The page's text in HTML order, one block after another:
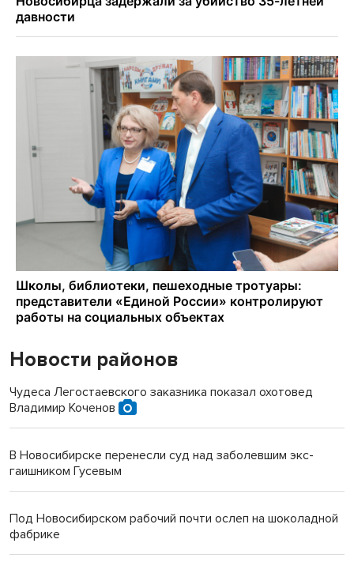
Новости районов
Чудеса Легостаевского заказника показал охотовед
Владимир Коченов
В Новосибирске перенесли суд над заболевшим экс-
гаишником Гусевым
Под Новосибирском рабочий почти ослеп на шоколадной
фабрике